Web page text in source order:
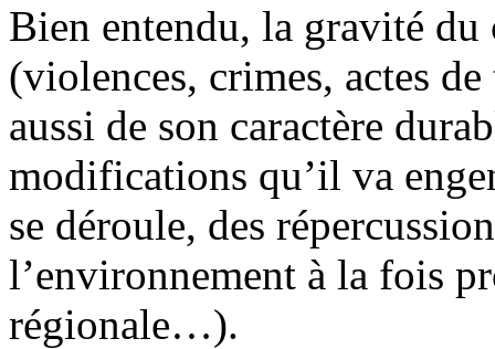
Bien entendu, la gravité
(violences, crimes, actes
aussi de son caractère
modifications qu’il va
se déroule, des
l’environnement à la fois
régionale…).